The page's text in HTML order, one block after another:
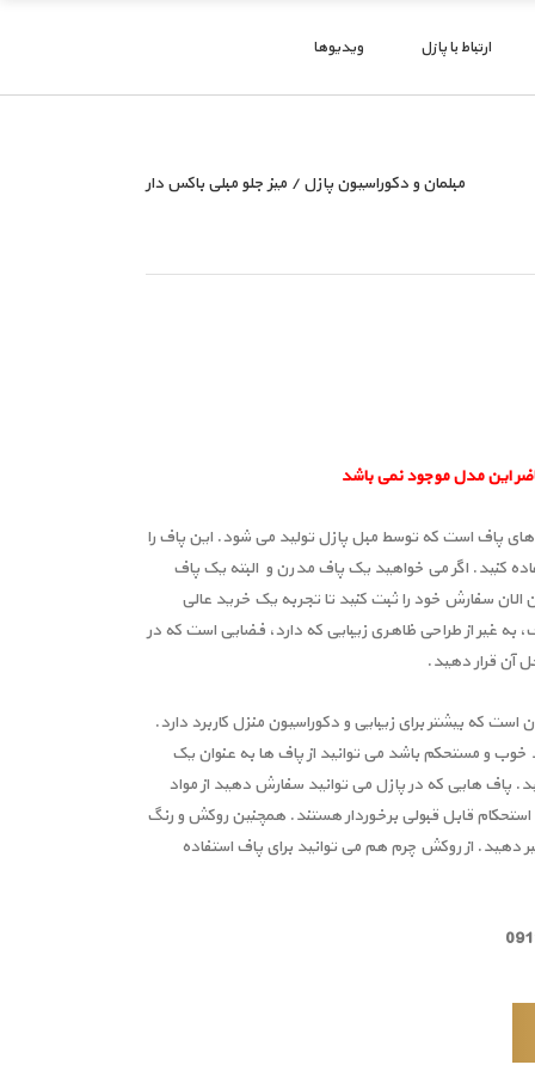
ارتباط با پازل ویدیوها
مبلمان و دکوراسیون پازل/ میز جلو مبلی باکس دار
این مدل موجود نمی باشد
های پاف است که توسط مبل پازل تولید می شود. این پاف را
کنید. اگر می خواهید یک پاف مدرن و البته یک پاف
الان سفارش خود را ثبت کنید تا تجربه یک خرید عالی
به غیر از طراحی ظاهری زیبایی که دارد، فضایی است که در
آن قرار دهید.
است که بیشتر برای زیبایی و دکوراسیون منزل کاربرد دارد.
خوب و مستحکم باشد می توانید از پاف ها به عنوان یک
پاف هایی که در پازل می توانید سفارش دهید از مواد
قابل قبولی برخوردار هستند. همچنین روکش و رنگ
دهید. از روکش چرم هم می توانید برای پاف استفاده